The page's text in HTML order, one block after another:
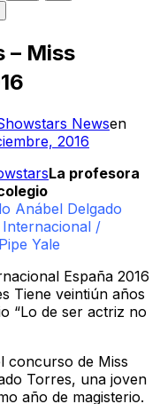
– Miss
Newsen
2016
La profesora
Anábel Delgado
/
Yale
España 2016
Tiene veintiún años
“Lo de ser actriz no
concurso de Miss
Torres, una joven
año de magisterio.